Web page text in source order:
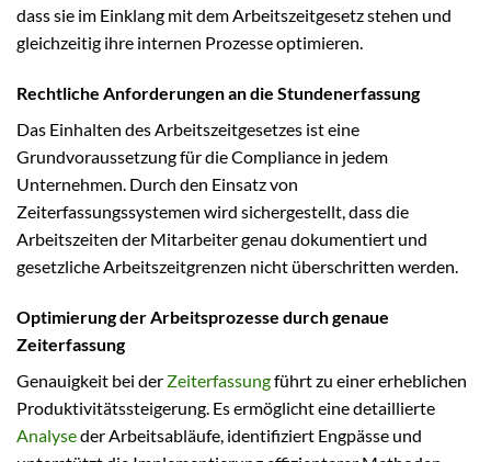
dass sie im Einklang mit dem Arbeitszeitgesetz stehen und
gleichzeitig ihre internen Prozesse optimieren.
Rechtliche Anforderungen an die Stundenerfassung
Das Einhalten des Arbeitszeitgesetzes ist eine
Grundvoraussetzung für die Compliance in jedem
Unternehmen. Durch den Einsatz von
Zeiterfassungssystemen wird sichergestellt, dass die
Arbeitszeiten der Mitarbeiter genau dokumentiert und
gesetzliche Arbeitszeitgrenzen nicht überschritten werden.
Optimierung der Arbeitsprozesse durch genaue
Zeiterfassung
Genauigkeit bei der Zeiterfassungführt zu einer erheblichen
Produktivitätssteigerung. Es ermöglicht eine detaillierte
Analyseder Arbeitsabläufe, identifiziert Engpässe und